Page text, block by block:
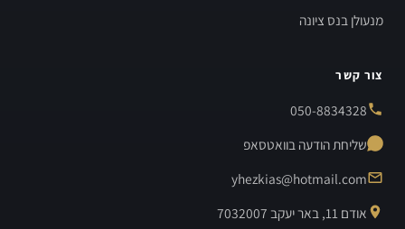
מנעולן בנס ציונה
צור קשר
050-8834328
שליחת הודעה בוואטסאפ
yhezkias@hotmail.com
אודם 11, באר יעקב 7032007